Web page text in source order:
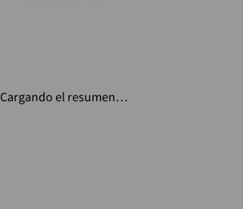
Cargando el resumen…